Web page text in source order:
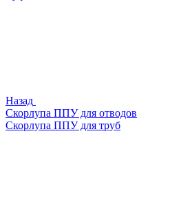
Назад
Скорлупа ППУ для отводов
Скорлупа ППУ для труб